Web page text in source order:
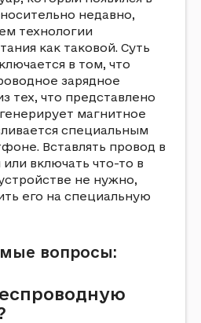
недавно,
технологии
как таковой. Суть
в том, что
зарядное
тех, что представлено
магнитное
специальным
Вставлять провод в
включать что-то в
не нужно,
его на специальную
вопросы: